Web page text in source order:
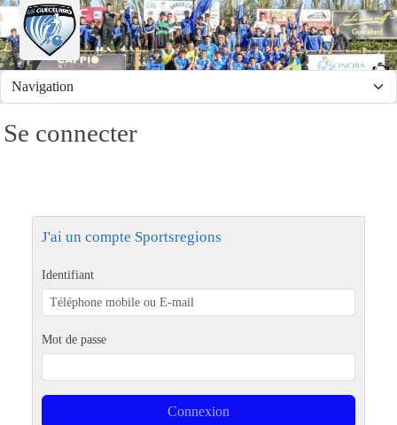
Se connecter
J'ai un compte Sportsregions
Identifiant
Mot de passe
Connexion
Panneau de gestion des cookies